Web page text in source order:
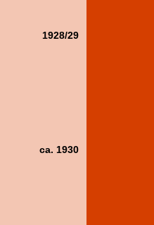
1928/29
ca. 1930